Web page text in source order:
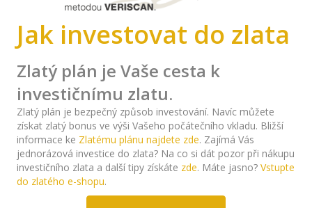
Jak investovat do zlata
Zlatý plán je Vaše cesta k
investičnímu zlatu.
Zlatý plán je bezpečný způsob investování. Navíc můžete
získat zlatý bonus ve výši Vašeho počátečního vkladu. Bližší
informace ke Zlatému plánu najdete zde. Zajímá Vás
jednorázová investice do zlata? Na co si dát pozor při nákupu
investičního zlata a další tipy získáte zde. Máte jasno? Vstupte
do zlatého e-shopu.